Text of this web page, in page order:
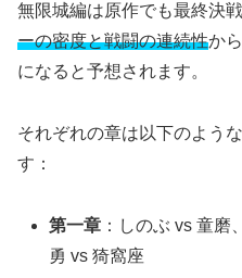
無限城編は原作でも最終決
ーの密度と戦闘の連続性から
になると予想されます。
それぞれの章は以下のよう
す：
第一章 ：しのぶ vs 童磨
勇 vs 猗窩座